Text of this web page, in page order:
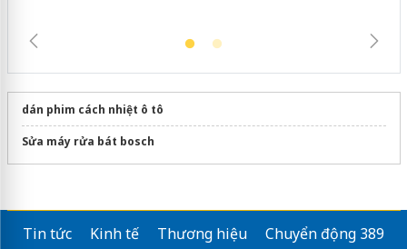
dán phim cách nhiệt ô tô
Sửa máy rửa bát bosch
Tin tức Kinh tế Thương hiệu
Chuyển động 389